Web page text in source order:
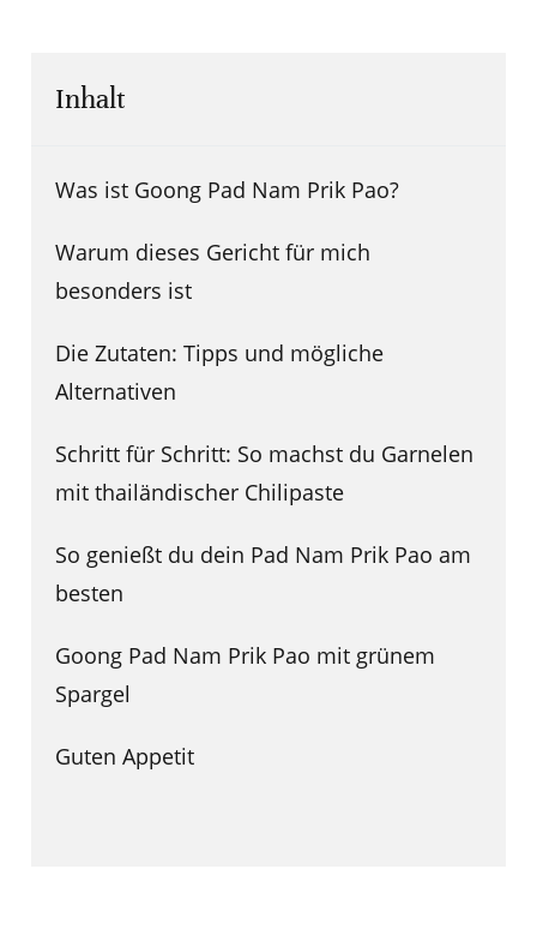
Inhalt
Was ist Goong Pad Nam Prik Pao?
Warum dieses Gericht für mich
besonders ist
Die Zutaten: Tipps und mögliche
Alternativen
Schritt für Schritt: So machst du Garnelen
mit thailändischer Chilipaste
So genießt du dein Pad Nam Prik Pao am
besten
Goong Pad Nam Prik Pao mit grünem
Spargel
Guten Appetit